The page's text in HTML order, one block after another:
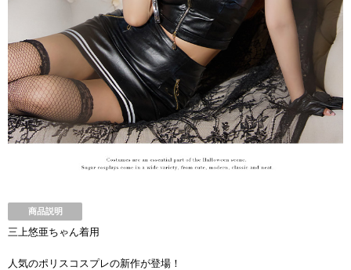
商品説明
三上悠亜ちゃん着用
人気のポリスコスプレの新作が登場！